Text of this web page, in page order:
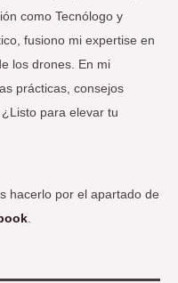
como Tecnólogo y
fusiono mi expertise en
los drones. En mi
prácticas, consejos
para elevar tu
hacerlo por el apartado de
.